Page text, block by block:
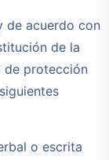
de acuerdo con
de la
de protección
o escrita